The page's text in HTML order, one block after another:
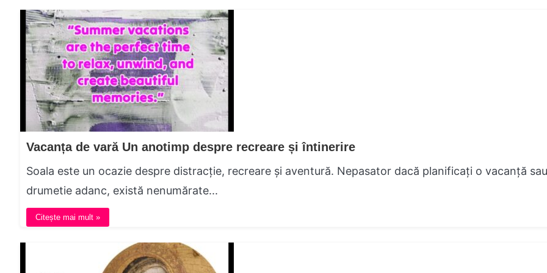
Vacanța de vară Un anotimp despre recreare și întinerire
Soala este un ocazie despre distracție, recreare și aventură. Nepasator dacă planificați o vacanță
drumetie adanc, există nenumărate...
Citește mai mult »